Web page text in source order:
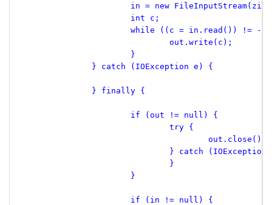
in = new
int c;
while ((c = in.read()) != -
out.write(c);
}
} catch (IOException e) {
} finally {
if (out != null) {
try {
out.close();
} catch
}
}
if (in != null) {